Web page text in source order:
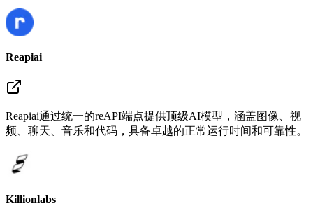
Reapiai
Reapiai通过统一的reAPI端点提供顶级AI模型，涵盖图像、视
频、聊天、音乐和代码，具备卓越的正常运行时间和可靠性。
Killionlabs